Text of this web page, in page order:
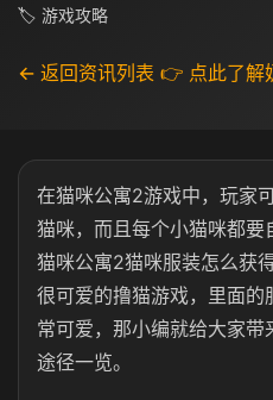
🏷 游戏攻略
← 返回资讯列表 👉 点此了解
在猫咪公寓2游戏中，玩家
猫咪，而且每个小猫咪都
猫咪公寓2猫咪服装怎么获
很可爱的撸猫游戏，里面
常可爱，那小编就给大家
途径一览。